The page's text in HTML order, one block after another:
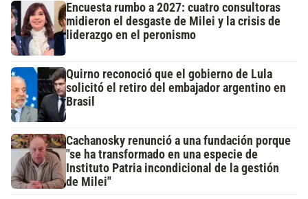
Encuesta rumbo a 2027: cuatro consultoras
midieron el desgaste de Milei y la crisis de
liderazgo en el peronismo
Quirno reconoció que el gobierno de Lula
solicitó el retiro del embajador argentino en
Brasil
Cachanosky renunció a una fundación porque
"se ha transformado en una especie de
Instituto Patria incondicional de la gestión
de Milei"